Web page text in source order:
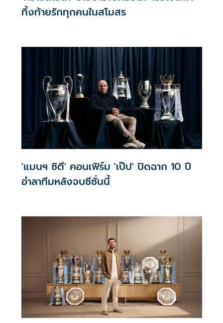
ทิ้งท้ายรักทุกคนในสโมสร
'แมนฯ ซิตี' คอนเฟิร์ม 'เป๊ป' ปิดฉาก 10 ปี
อำลาทีมหลังจบซีซั่นนี้